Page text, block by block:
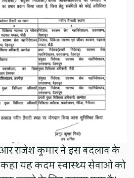
आर राजेश कुमार ने इस बदलाव के
यह कदम स्वास्थ्य सेवाओं को